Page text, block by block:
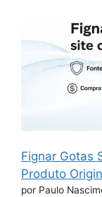
Fignar Gotas
Produto
por Paulo